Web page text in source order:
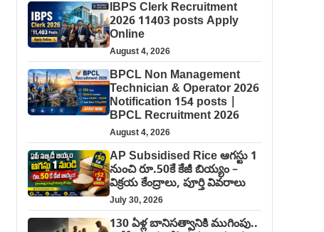
IBPS Clerk Recruitment
2026 11403 posts Apply
Online
August 4, 2026
BPCL Non Management
Technician & Operator 2026
Notification 154 posts |
BPCL Recruitment 2026
August 4, 2026
AP Subsidised Rice ఆగస్టు 1
నుంచి రూ.50కే కేజీ బియ్యం –
విక్రయ కేంద్రాలు, పూర్తి వివరాలు
July 30, 2026
130 ఏళ్ల బానిసత్వానికి ముగింపు..